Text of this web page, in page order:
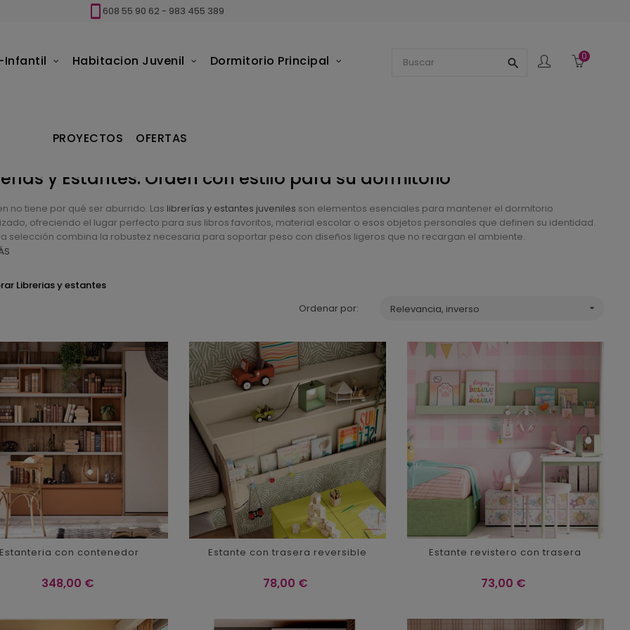
608 55 90 62 - 983 455 389
Infantil Habitacion Juvenil Dormitorio Principal
PROYECTOS OFERTAS
search
0
y Estantes: Orden con estilo para su dormitorio
no tiene por qué ser aburrido. Las librerías y estantes juveniles son elementos esenciales para mantener el dormitorio
ofreciendo el lugar perfecto para sus libros favoritos, material escolar o esos objetos personales que definen su identidad.
selección combina la robustez necesaria para soportar peso con diseños ligeros que no recargan el ambiente.
Librerias y estantes
Ordenar por:
Relevancia, inverso 
Estanteria con contenedor
Precio
348,00 €
Estante con trasera reversible
Precio
78,00 €
Estante revistero con trasera
Precio
73,00 €